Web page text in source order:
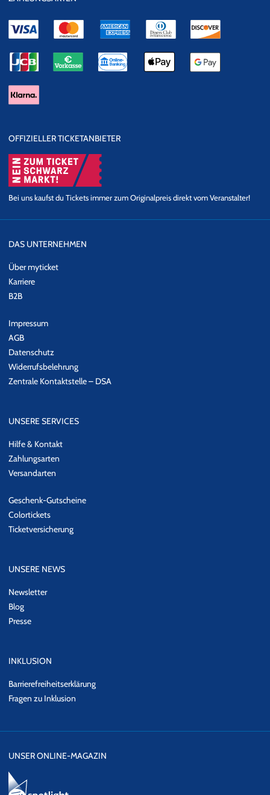
OFFIZIELLER TICKETANBIETER
Bei uns kaufst du Tickets immer zum Originalpreis direkt vom Veranstalter!
DAS UNTERNEHMEN
Über myticket
Karriere
B2B
Impressum
AGB
Datenschutz
Widerrufsbelehrung
Zentrale Kontaktstelle – DSA
UNSERE SERVICES
Hilfe & Kontakt
Zahlungsarten
Versandarten
Geschenk-Gutscheine
Colortickets
Ticketversicherung
UNSERE NEWS
Newsletter
Blog
Presse
INKLUSION
Barrierefreiheitserklärung
Fragen zu Inklusion
UNSER ONLINE-MAGAZIN